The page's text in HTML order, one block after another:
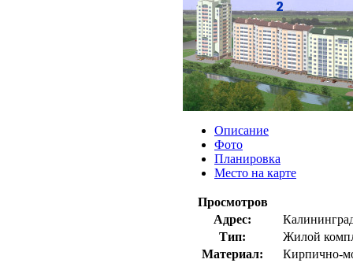
Описание
Фото
Планировка
Место на карте
Просмотров
Адрес:
Тип:
Жилой
Материал:
Кирпично-